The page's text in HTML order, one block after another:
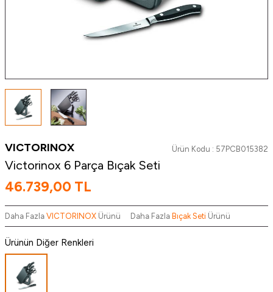
VICTORINOX Ürün Kodu : 57PCB015382
Victorinox 6 Parça Bıçak Seti
46.739,00 TL
Daha Fazla VICTORINOX Ürünü Daha Fazla Bıçak Seti Ürünü
Ürünün Diğer Renkleri